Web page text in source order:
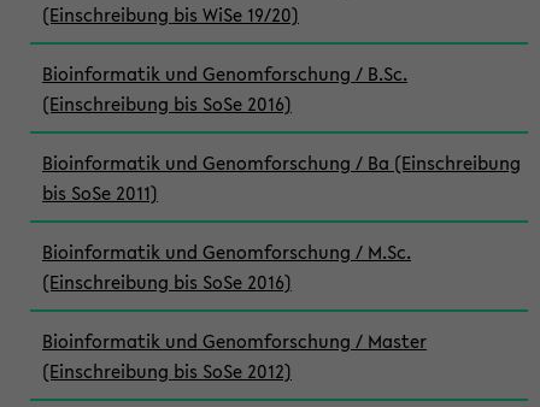
(Einschreibung bis WiSe 19/20)
Bioinformatik und Genomforschung / B.Sc.
(Einschreibung bis SoSe 2016)
Bioinformatik und Genomforschung / Ba (Einschreibung
bis SoSe 2011)
Bioinformatik und Genomforschung / M.Sc.
(Einschreibung bis SoSe 2016)
Bioinformatik und Genomforschung / Master
(Einschreibung bis SoSe 2012)